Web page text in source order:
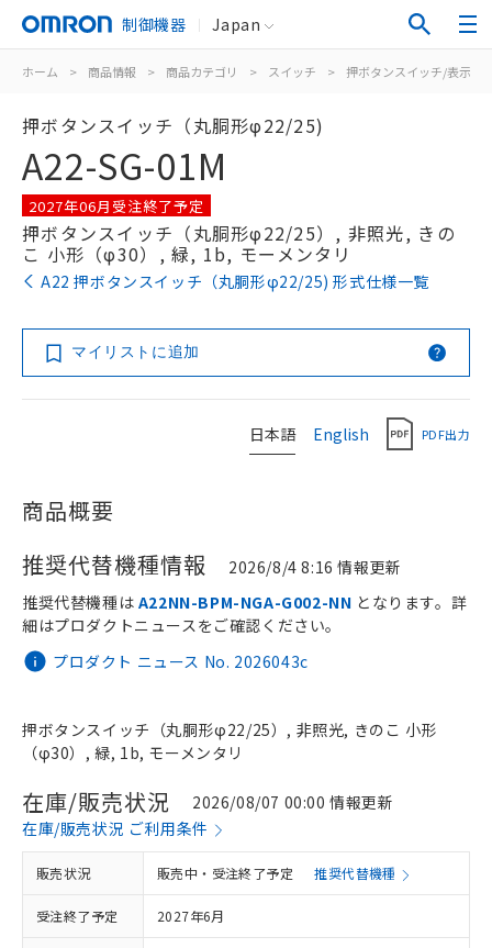
制御機器 Japan
ホーム > 商品情報 > 商品カテゴリ > スイッチ > 押ボタンスイッチ/表示灯
押ボタンスイッチ（丸胴形φ22/25)
A22-SG-01M
2027年06月受注終了予定
押ボタンスイッチ（丸胴形φ22/25）, 非照光, きの
こ 小形（φ30）, 緑, 1b, モーメンタリ
A22 押ボタンスイッチ（丸胴形φ22/25) 形式仕様一覧
マイリストに追加
日本語 English PDF出力
商品概要
推奨代替機種情報
2026/8/4 8:16 情報更新
プロダクト ニュース No. 2026043c
推奨代替機種は A22NN-BPM-NGA-G002-NN となります。詳
細はプロダクトニュースをご確認ください。
押ボタンスイッチ（丸胴形φ22/25）, 非照光, きのこ 小形
（φ30）, 緑, 1b, モーメンタリ
在庫/販売状況
2026/08/07 00:00 情報更新
在庫/販売状況 ご利用条件
販売状況 販売中・受注終了予定 推奨代替機種
受注終了予定 2027年6月